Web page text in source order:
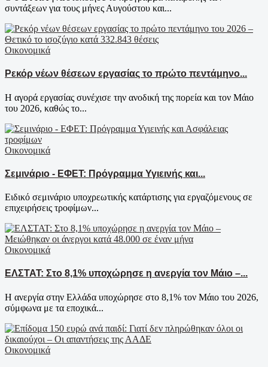
συντάξεων για τους μήνες Αυγούστου και...
Οικονομικά
Ρεκόρ νέων θέσεων εργασίας το πρώτο πεντάμηνο...
Η αγορά εργασίας συνέχισε την ανοδική της πορεία και τον Μάιο
του 2026, καθώς το...
Οικονομικά
Σεμινάριο - ΕΦΕΤ: Πρόγραμμα Υγιεινής και...
Ειδικό σεμινάριο υποχρεωτικής κατάρτισης για εργαζόμενους σε
επιχειρήσεις τροφίμων...
Οικονομικά
ΕΛΣΤΑΤ: Στο 8,1% υποχώρησε η ανεργία τον Μάιο –...
Η ανεργία στην Ελλάδα υποχώρησε στο 8,1% τον Μάιο του 2026,
σύμφωνα με τα εποχικά...
Οικονομικά